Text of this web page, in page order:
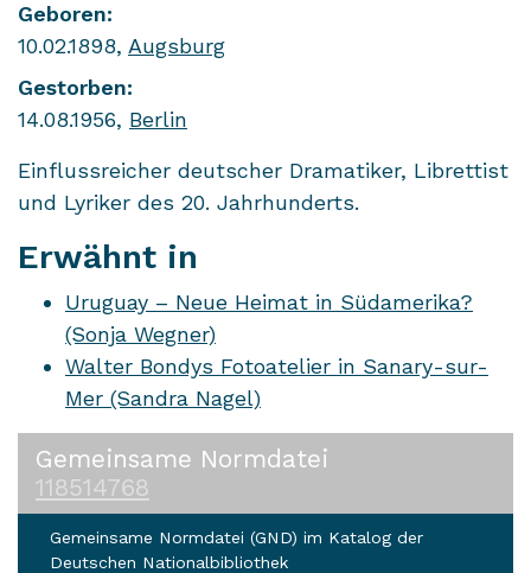
Geboren:
10.02.1898, Augsburg
Gestorben:
14.08.1956, Berlin
Einflussreicher deutscher Dramatiker, Librettist
und Lyriker des 20. Jahrhunderts.
Erwähnt in
Uruguay – Neue Heimat in Südamerika?
(Sonja Wegner)
Walter Bondys Fotoatelier in Sanary-sur-
Mer (Sandra Nagel)
Gemeinsame Normdatei
118514768
Gemeinsame Normdatei (GND) im Katalog der
Deutschen Nationalbibliothek